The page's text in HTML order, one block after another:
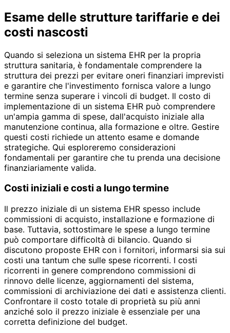
Esame delle strutture tariffarie e dei
costi nascosti
Quando si seleziona un sistema EHR per la propria
struttura sanitaria, è fondamentale comprendere la
struttura dei prezzi per evitare oneri finanziari imprevisti
e garantire che l'investimento fornisca valore a lungo
termine senza superare i vincoli di budget. Il costo di
implementazione di un sistema EHR può comprendere
un'ampia gamma di spese, dall'acquisto iniziale alla
manutenzione continua, alla formazione e oltre. Gestire
questi costi richiede un attento esame e domande
strategiche. Qui esploreremo considerazioni
fondamentali per garantire che tu prenda una decisione
finanziariamente valida.
Costi iniziali e costi a lungo termine
Il prezzo iniziale di un sistema EHR spesso include
commissioni di acquisto, installazione e formazione di
base. Tuttavia, sottostimare le spese a lungo termine
può comportare difficoltà di bilancio. Quando si
discutono proposte EHR con i fornitori, informarsi sia sui
costi una tantum che sulle spese ricorrenti. I costi
ricorrenti in genere comprendono commissioni di
rinnovo delle licenze, aggiornamenti del sistema,
commissioni di archiviazione dei dati e assistenza clienti.
Confrontare il costo totale di proprietà su più anni
anziché solo il prezzo iniziale è essenziale per una
corretta definizione del budget.